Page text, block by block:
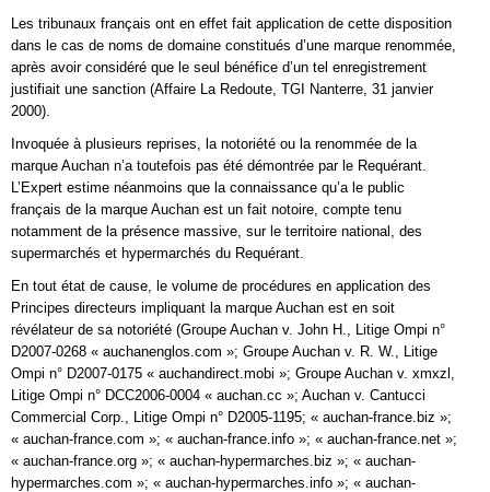
Les tribunaux français ont en effet fait application de cette disposition
dans le cas de noms de domaine constitués d’une marque renommée,
après avoir considéré que le seul bénéfice d’un tel enregistrement
justifiait une sanction (Affaire La Redoute, TGI Nanterre, 31 janvier
2000).
Invoquée à plusieurs reprises, la notoriété ou la renommée de la
marque Auchan n’a toutefois pas été démontrée par le Requérant.
L’Expert estime néanmoins que la connaissance qu’a le public
français de la marque Auchan est un fait notoire, compte tenu
notamment de la présence massive, sur le territoire national, des
supermarchés et hypermarchés du Requérant.
En tout état de cause, le volume de procédures en application des
Principes directeurs impliquant la marque Auchan est en soit
révélateur de sa notoriété (Groupe Auchan v. John H., Litige Ompi n°
D2007-0268 « auchanenglos.com »; Groupe Auchan v. R. W., Litige
Ompi n° D2007-0175 « auchandirect.mobi »; Groupe Auchan v. xmxzl,
Litige Ompi n° DCC2006-0004 « auchan.cc »; Auchan v. Cantucci
Commercial Corp., Litige Ompi n° D2005-1195; « auchan-france.biz »;
« auchan-france.com »; « auchan-france.info »; « auchan-france.net »;
« auchan-france.org »; « auchan-hypermarches.biz »; « auchan-
hypermarches.com »; « auchan-hypermarches.info »; « auchan-